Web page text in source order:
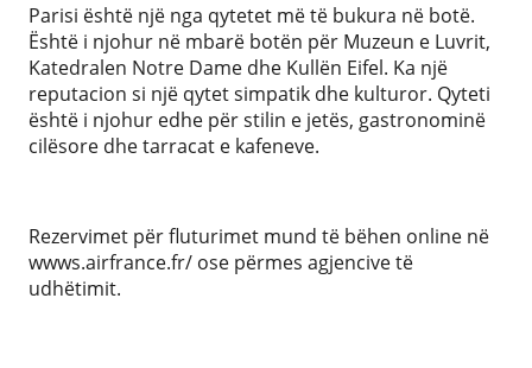
Parisi është një nga qytetet më të bukura në botë.
Është i njohur në mbarë botën për Muzeun e Luvrit,
Katedralen Notre Dame dhe Kullën Eifel. Ka një
reputacion si një qytet simpatik dhe kulturor. Qyteti
është i njohur edhe për stilin e jetës, gastronominë
cilësore dhe tarracat e kafeneve.
Rezervimet për fluturimet mund të bëhen online në
wwws.airfrance.fr/ ose përmes agjencive të
udhëtimit.